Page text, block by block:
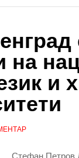
на
и
Стефан Петров